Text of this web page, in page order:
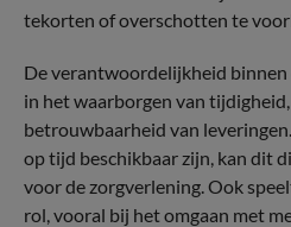
tekorten of overschotten te
De verantwoordelijkheid
in het waarborgen van
betrouwbaarheid van
op tijd beschikbaar zijn, kan dit
voor de zorgverlening. Ook
rol, vooral bij het omgaan met